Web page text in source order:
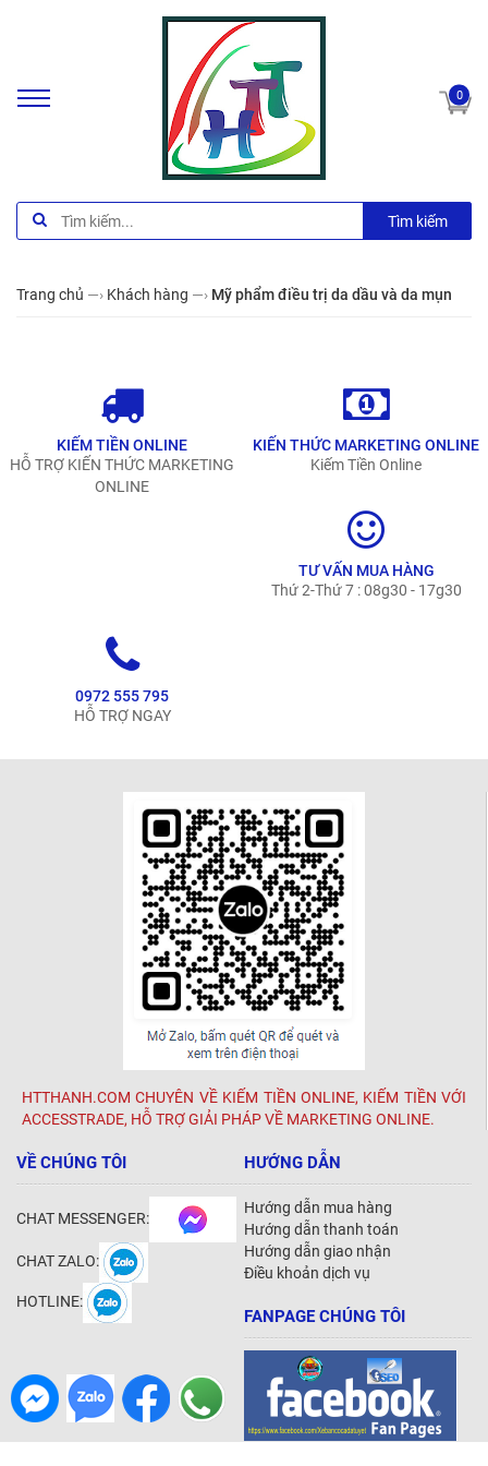
0
Tìm kiếm
Trang chủ —› Khách hàng —› Mỹ phẩm điều trị da dầu và da mụn
KIẾM TIỀN ONLINE
HỖ TRỢ KIẾN THỨC MARKETING
ONLINE
KIẾN THỨC MARKETING ONLINE
Kiếm Tiền Online
TƯ VẤN MUA HÀNG
Thứ 2-Thứ 7 : 08g30 - 17g30
0972 555 795
HỖ TRỢ NGAY
HTTHANH.COM CHUYÊN VỀ KIẾM TIỀN ONLINE, KIẾM TIỀN VỚI
ACCESSTRADE, HỖ TRỢ GIẢI PHÁP VỀ MARKETING ONLINE.
VỀ CHÚNG TÔI
CHAT MESSENGER:
CHAT ZALO:
HOTLINE:
HƯỚNG DẪN
Hướng dẫn mua hàng
Hướng dẫn thanh toán
Hướng dẫn giao nhận
Điều khoản dịch vụ
FANPAGE CHÚNG TÔI